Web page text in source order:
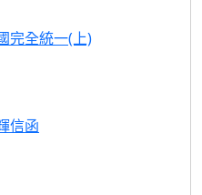
完全統一(上)
信函